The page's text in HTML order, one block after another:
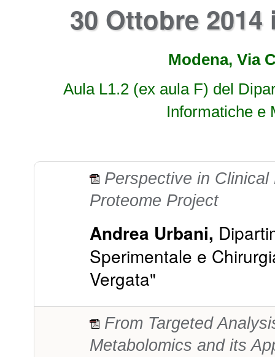
30 Ottobre
Modena, Via
Aula L1.2 (ex aula F) del
Informatiche e
Perspective in Clinical
Proteome Project
Andrea Urbani,
Sperimentale e
Vergata"
From Targeted
Metabolomics and its